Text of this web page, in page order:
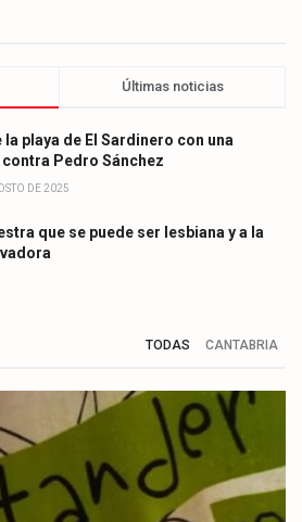
Últimas noticias
la playa de El Sardinero con una
Pedro Sánchez
DE 2025
que se puede ser lesbiana y a la
TODAS CANTABRIA